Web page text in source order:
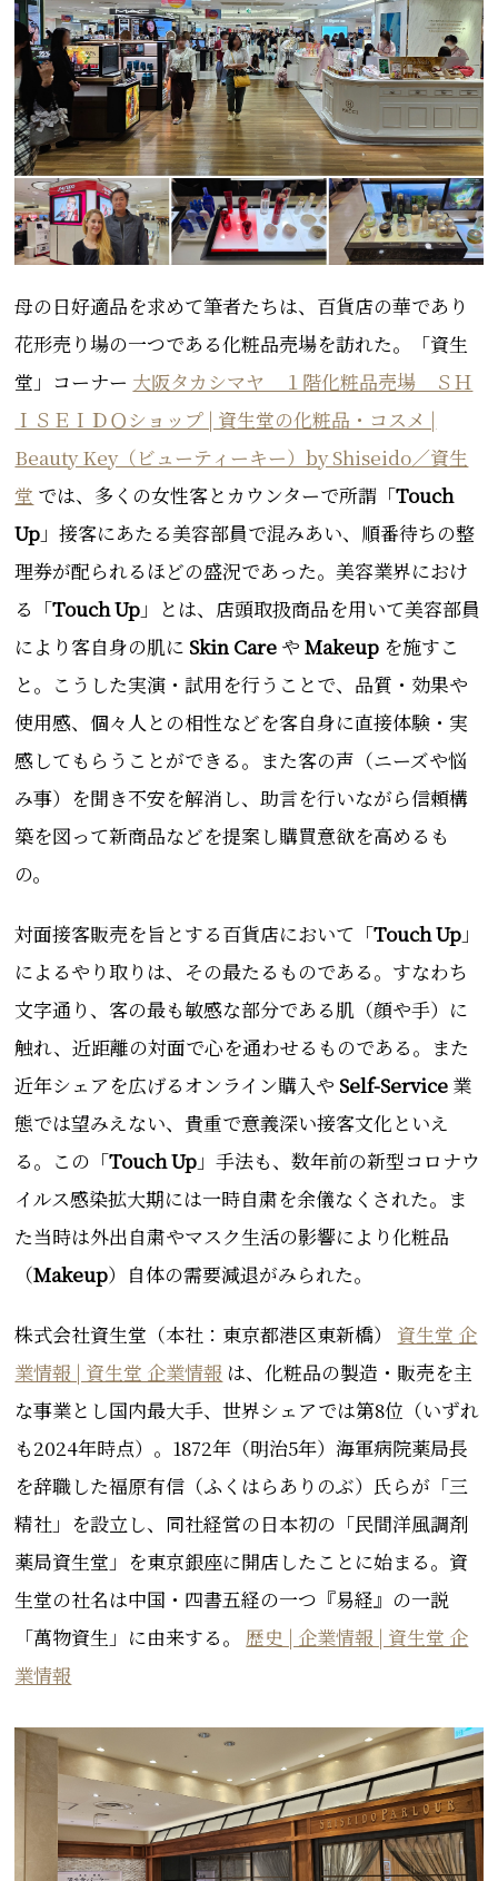
母の日好適品を求めて筆者たちは、百貨店の華であり
花形売り場の一つである化粧品売場を訪れた。「資生
堂」コーナー 大阪タカシマヤ １階化粧品売場 ＳＨ
ＩＳＥＩＤＯショップ | 資生堂の化粧品・コスメ |
Beauty Key（ビューティーキー）by Shiseido／資生
堂 では、多くの女性客とカウンターで所謂「Touch
Up 」接客にあたる美容部員で混みあい、順番待ちの整
理券が配られるほどの盛況であった。美容業界におけ
る「Touch Up 」とは、店頭取扱商品を用いて美容部員
により客自身の肌に Skin Care やMakeup を施すこ
と。こうした実演・試用を行うことで、品質・効果や
使用感、個々人との相性などを客自身に直接体験・実
感してもらうことができる。また客の声（ニーズや悩
み事）を聞き不安を解消し、助言を行いながら信頼構
築を図って新商品などを提案し購買意欲を高めるも
の。
対面接客販売を旨とする百貨店において「Touch Up 」
によるやり取りは、その最たるものである。すなわち
文字通り、客の最も敏感な部分である肌（顔や手）に
触れ、近距離の対面で心を通わせるものである。また
近年シェアを広げるオンライン購入や Self-Service 業
態では望みえない、貴重で意義深い接客文化といえ
る。この「Touch Up 」手法も、数年前の新型コロナウ
イルス感染拡大期には一時自粛を余儀なくされた。ま
た当時は外出自粛やマスク生活の影響により化粧品
（Makeup）自体の需要減退がみられた。
株式会社資生堂（本社：東京都港区東新橋） 資生堂 企
業情報 | 資生堂 企業情報 は、化粧品の製造・販売を主
な事業とし国内最大手、世界シェアでは第8位（いずれ
も2024年時点）。 1872年（明治5年）海軍病院薬局長
を辞職した福原有信（ふくはらありのぶ）氏らが「三
精社」を設立し、同社経営の日本初の「民間洋風調剤
薬局資生堂」を東京銀座に開店したことに始まる。資
生堂の社名は中国・四書五経の一つ『易経』の一説
「萬物資生」に由来する。 歴史 | 企業情報 | 資生堂 企
業情報